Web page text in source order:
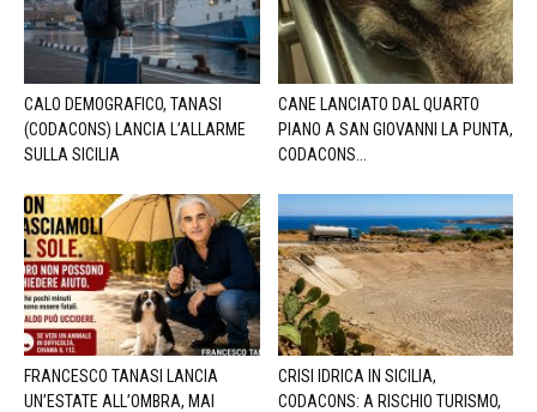
CALO DEMOGRAFICO, TANASI
(CODACONS) LANCIA L’ALLARME
SULLA SICILIA
CANE LANCIATO DAL QUARTO
PIANO A SAN GIOVANNI LA PUNTA,
CODACONS...
FRANCESCO TANASI LANCIA
UN’ESTATE ALL’OMBRA, MAI
CRISI IDRICA IN SICILIA,
CODACONS: A RISCHIO TURISMO,